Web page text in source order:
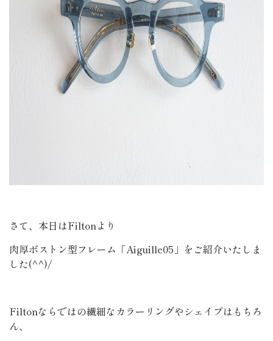
さて、本日はFiltonより
肉厚ボストン型フレーム「Aiguille05」をご紹介いたしま
した(^^)/
Filtonならではの繊細なカラーリングやシェイプはもちろ
ん、